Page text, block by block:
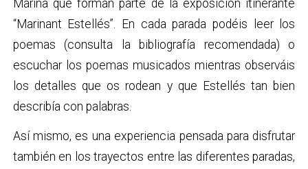
Marina que forman parte de la exposición itinerante
“Marinant Estellés”. En cada parada podéis leer los
poemas (consulta la bibliografía recomendada) o
escuchar los poemas musicados mientras observáis
los detalles que os rodean y que Estellés tan bien
describía con palabras.
Así mismo, es una experiencia pensada para disfrutar
también en los trayectos entre las diferentes paradas,